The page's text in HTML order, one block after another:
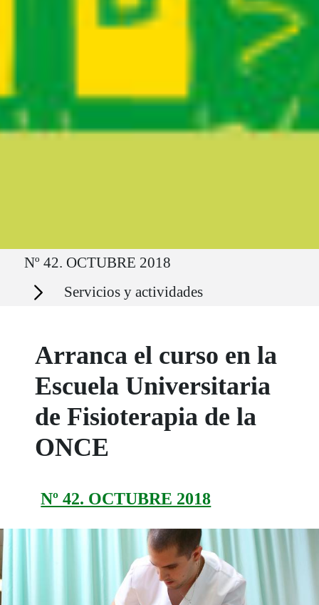
Ruta del sitio
Nº 42. OCTUBRE 2018
Secciones Servicios y actividades
Arranca el curso en la
Escuela Universitaria
de Fisioterapia de la
ONCE
Nº 42. OCTUBRE 2018